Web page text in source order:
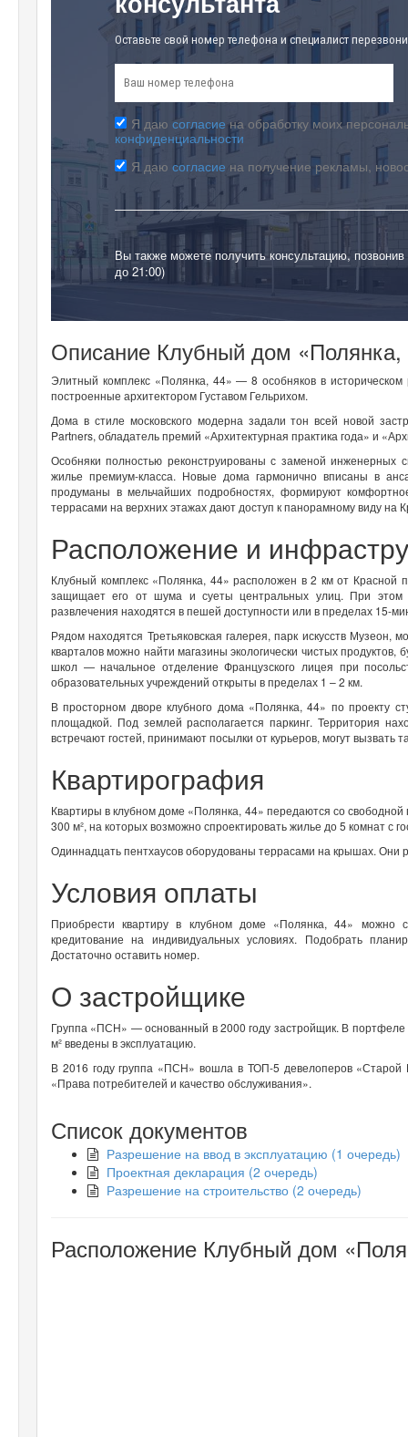
Оставьте свой номер телефона и специалист
Я даю согласиена обработку моих
конфиденциальности
Я даю согласие на получение рекламы,
Вы также можете получить консультацию,
до 21:00)
Описание Клубный дом «Полянка,
Элитный комплекс «Полянка, 44» — 8 особняков в
построенные архитектором Густавом Гельрихом.
Дома в стиле московского модерна задали тон всей новой
Partners, обладатель премий «Архитектурная практика года» и
Особняки полностью реконструированы с заменой инженерных
жилье премиум-класса. Новые дома гармонично вписаны в
продуманы в мельчайших подробностях, формируют
террасами на верхних этажах дают доступ к панорамному виду на
Расположение и
Клубный комплекс «Полянка, 44» расположен в 2 км от Красной
защищает его от шума и суеты центральных улиц. При этом
развлечения находятся в пешей доступности или в пределах 15-
Рядом находятся Третьяковская галерея, парк искусств
кварталов можно найти магазины экологически чистых
школ — начальное отделение Французского лицея при
образовательных учреждений открыты в пределах 1 – 2 км.
В просторном дворе клубного дома «Полянка, 44» по проекту
площадкой. Под землей располагается паркинг. Территория
встречают гостей, принимают посылки от курьеров, могут вызвать
Квартирография
Квартиры в клубном доме «Полянка, 44» передаются со
300 м², на которых возможно спроектировать жилье до 5 комнат с
Одиннадцать пентхаусов оборудованы террасами на крышах.
Условия оплаты
Приобрести квартиру в клубном доме «Полянка, 44» можно
кредитование на индивидуальных условиях. Подобрать
Достаточно оставить номер.
О застройщике
Группа «ПСН» — основанный в 2000 году застройщик. В
м² введены в эксплуатацию.
В 2016 году группа «ПСН» вошла в ТОП-5 девелоперов
«Права потребителей и качество обслуживания».
Список документов
Разрешение на ввод в эксплуатацию (1 очередь)
Проектная декларация (2 очередь)
Разрешение на строительство (2 очередь)
Расположение Клубный дом